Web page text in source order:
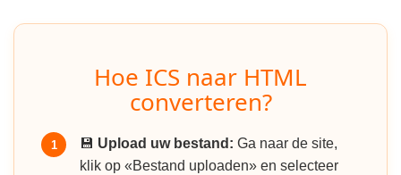
Hoe ICS naar HTML
converteren?
1 💾 Upload uw bestand: Ga naar de site,
klik op «Bestand uploaden» en selecteer